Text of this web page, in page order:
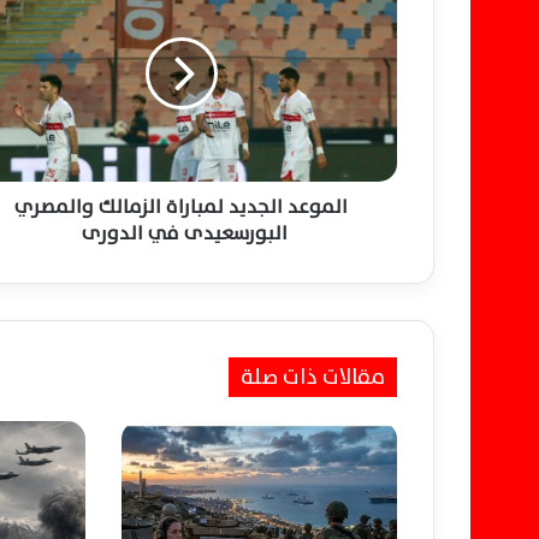
م
و
د
ا
ل
ج
ل
ا
ة
ا
ل
ز
م
الموعد الجديد لمباراة الزمالك والمصري
البورسعيدى في الدورى
مقالات ذات صلة